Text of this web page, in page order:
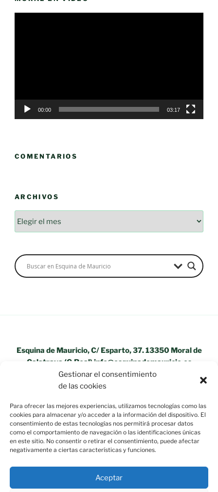
Gestionar el consentimiento
de las cookies
Para ofrecer las mejores experiencias, utilizamos tecnologías como las
cookies para almacenar y/o acceder a la información del dispositivo. El
consentimiento de estas tecnologías nos permitirá procesar datos
como el comportamiento de navegación o las identificaciones únicas
en este sitio. No consentir o retirar el consentimiento, puede afectar
negativamente a ciertas características y funciones.
Aceptar
00:00 03:17
COMENTARIOS
ARCHIVOS
Esquina de Mauricio, C/ Esparto, 37. 13350 Moral de
Calatrava (C.Real) info@esquinademauricio.es
«Aviso Legal»